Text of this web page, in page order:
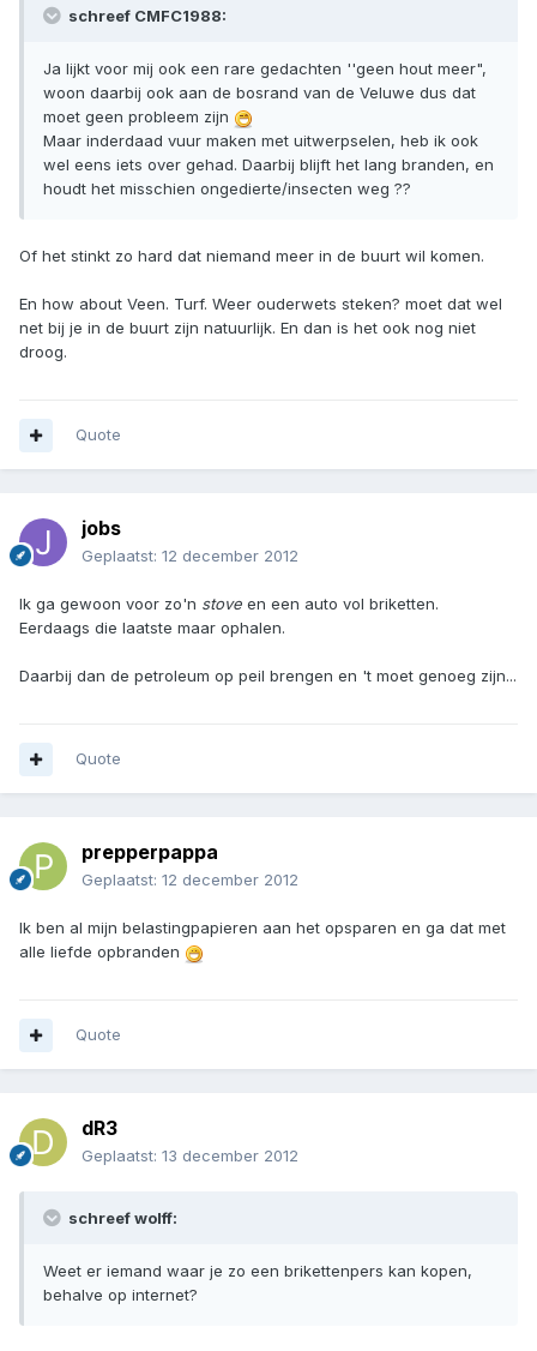
schreef CMFC1988:
Ja lijkt voor mij ook een rare gedachten ''geen hout meer",
woon daarbij ook aan de bosrand van de Veluwe dus dat
moet geen probleem zijn
Maar inderdaad vuur maken met uitwerpselen, heb ik ook
wel eens iets over gehad. Daarbij blijft het lang branden, en
houdt het misschien ongedierte/insecten weg ??
Of het stinkt zo hard dat niemand meer in de buurt wil komen.
En how about Veen. Turf. Weer ouderwets steken? moet dat wel
net bij je in de buurt zijn natuurlijk. En dan is het ook nog niet
droog.
Quote
jobs
Geplaatst: 12 december 2012
Ik ga gewoon voor zo'n stove en een auto vol briketten.
Eerdaags die laatste maar ophalen.
Daarbij dan de petroleum op peil brengen en 't moet genoeg zijn...
Quote
prepperpappa
Geplaatst: 12 december 2012
Ik ben al mijn belastingpapieren aan het opsparen en ga dat met
alle liefde opbranden
Quote
dR3
Geplaatst: 13 december 2012
schreef wolff:
Weet er iemand waar je zo een brikettenpers kan kopen,
behalve op internet?